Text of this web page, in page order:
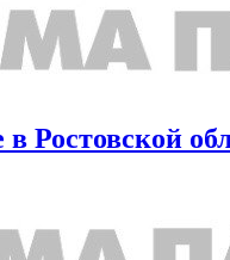
Ростовской